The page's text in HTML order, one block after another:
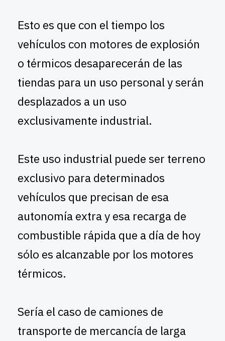
Esto es que con el tiempo los
vehículos con motores de explosión
o térmicos desaparecerán de las
tiendas para un uso personal y serán
desplazados a un uso
exclusivamente industrial.
Este uso industrial puede ser terreno
exclusivo para determinados
vehículos que precisan de esa
autonomía extra y esa recarga de
combustible rápida que a día de hoy
sólo es alcanzable por los motores
térmicos.
Sería el caso de camiones de
transporte de mercancía de larga